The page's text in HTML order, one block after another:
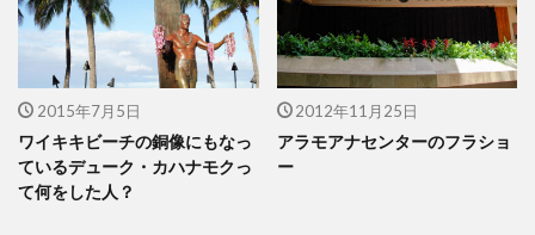
2015年7月5日
ワイキキビーチの銅像にもなっ
ているデューク・カハナモクっ
て何をした人？
2012年11月25日
アラモアナセンターのフラショ
ー